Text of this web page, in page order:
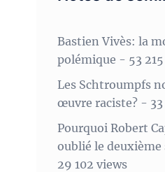
Bastien Vivès: la
polémique - 53
Les Schtroumpfs
œuvre raciste?- 33
Pourquoi Robert
oublié le deuxième
29 102 views